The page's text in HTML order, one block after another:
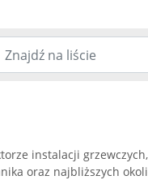
instalacji
oraz najbliższych